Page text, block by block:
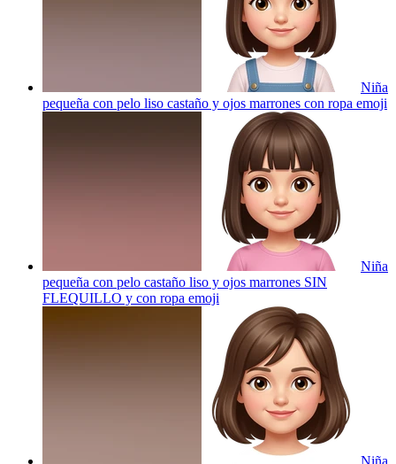
Niña
pequeña con pelo liso castaño y ojos marrones con ropa emoji
Niña
pequeña con pelo castaño liso y ojos marrones SIN
FLEQUILLO y con ropa emoji
Niña